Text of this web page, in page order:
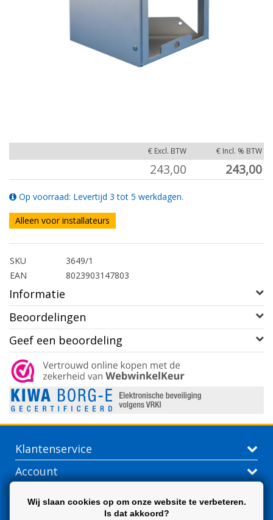
€ Excl. BTW € Incl. % BTW
243,00 243,00
Op voorraad: Levertijd 3 tot 5 werkdagen.
Alleen voor installateurs
SKU
3649/1
EAN
8023903147803
Informatie
Beoordelingen
Geef een beoordeling
Klantenservice
Account
Wij slaan cookies op om onze website te verbeteren.
Is dat akkoord?